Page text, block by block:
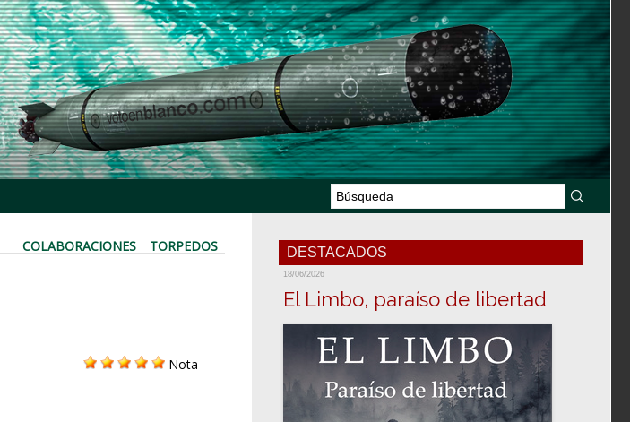
COLABORACIONES TORPEDOS
Nota
DESTACADOS
18/06/2026
El Limbo, paraíso de libertad